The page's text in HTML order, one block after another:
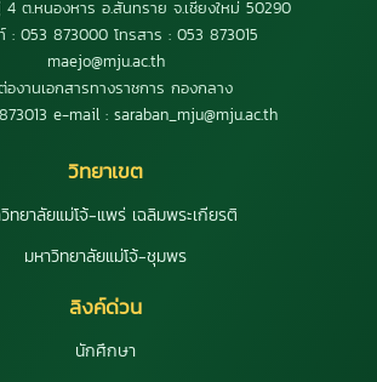
ต.หนองหาร อ.สันทราย จ.เชียงใหม่ 50290
: 053 873000 โทรสาร : 053 873015
maejo@mju.ac.th
องานเอกสารทางราชการ กองกลาง
e-mail : saraban_mju@mju.ac.th
วิทยาเขต
ทยาลัยแม่โจ้-แพร่ เฉลิมพระเกียรติ
มหาวิทยาลัยแม่โจ้-ชุมพร
ลิงค์ด่วน
นักศึกษา